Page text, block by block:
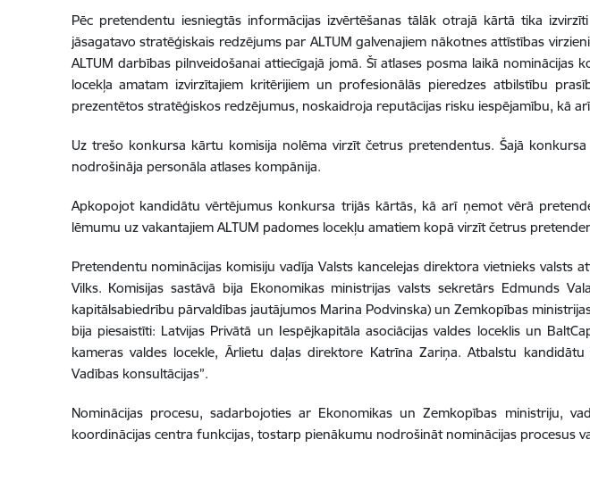
Pēc pretendentu iesniegtās informācijas izvērtēšanas tālāk otrajā kārtā tika
jāsagatavo stratēģiskais redzējums par ALTUM galvenajiem nākotnes attīstības
ALTUM darbības pilnveidošanai attiecīgajā jomā. Šī atlases posma laikā
locekļa amatam izvirzītajiem kritērijiem un profesionālās pieredzes atbilstību
prezentētos stratēģiskos redzējumus, noskaidroja reputācijas risku iespējamību, kā
Uz trešo konkursa kārtu komisija nolēma virzīt četrus pretendentus. Šajā
nodrošināja personāla atlases kompānija.
Apkopojot kandidātu vērtējumus konkursa trijās kārtās, kā arī ņemot vērā
lēmumu uz vakantajiem ALTUM padomes locekļu amatiem kopā virzīt četrus
Pretendentu nominācijas komisiju vadīja Valsts kancelejas direktora vietnieks
Vilks. Komisijas sastāvā bija Ekonomikas ministrijas valsts sekretārs Edmunds
kapitālsabiedrību pārvaldības jautājumos Marina Podvinska) un Zemkopības
bija piesaistīti: Latvijas Privātā un Iespējkapitāla asociācijas valdes loceklis un
kameras valdes locekle, Ārlietu daļas direktore Katrīna Zariņa. Atbalstu
Vadības konsultācijas”.
Nominācijas procesu, sadarbojoties ar Ekonomikas un Zemkopības ministriju,
koordinācijas centra funkcijas, tostarp pienākumu nodrošināt nominācijas procesus